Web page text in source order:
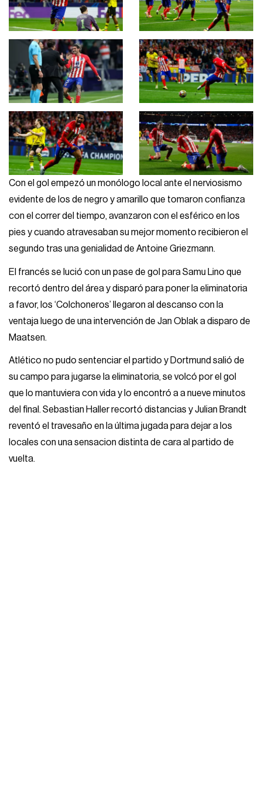
Con el gol empezó un monólogo local ante el nerviosismo
evidente de los de negro y amarillo que tomaron confianza
con el correr del tiempo, avanzaron con el esférico en los
pies y cuando atravesaban su mejor momento recibieron el
segundo tras una genialidad de Antoine Griezmann.
El francés se lució con un pase de gol para Samu Lino que
recortó dentro del área y disparó para poner la eliminatoria
a favor, los ‘Colchoneros’ llegaron al descanso con la
ventaja luego de una intervención de Jan Oblak a disparo de
Maatsen.
Atlético no pudo sentenciar el partido y Dortmund salió de
su campo para jugarse la eliminatoria, se volcó por el gol
que lo mantuviera con vida y lo encontró a a nueve minutos
del final. Sebastian Haller recortó distancias y Julian Brandt
reventó el travesaño en la última jugada para dejar a los
locales con una sensacion distinta de cara al partido de
vuelta.